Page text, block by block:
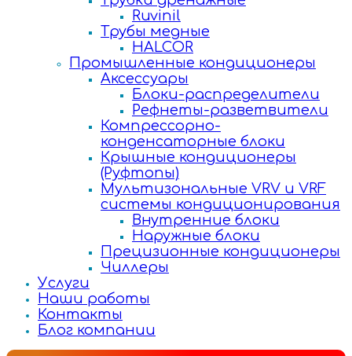
Ruvinil
Трубы медные
HALCOR
Промышленные кондиционеры
Аксессуары
Блоки-распределители
Рефнеты-разветвители
Компрессорно-
конденсаторные блоки
Крышные кондиционеры
(Руфтопы)
Мультизональные VRV и VRF
системы кондиционирования
Внутренние блоки
Наружные блоки
Прецизионные кондиционеры
Чиллеры
Услуги
Наши работы
Контакты
Блог компании